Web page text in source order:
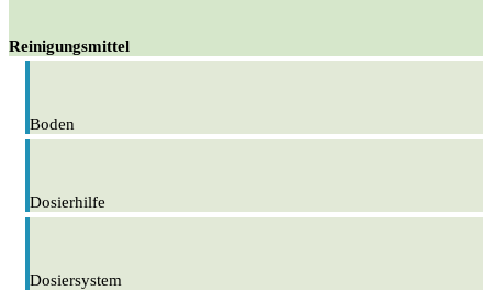
Reinigungsmittel
Boden
Dosierhilfe
Dosiersystem